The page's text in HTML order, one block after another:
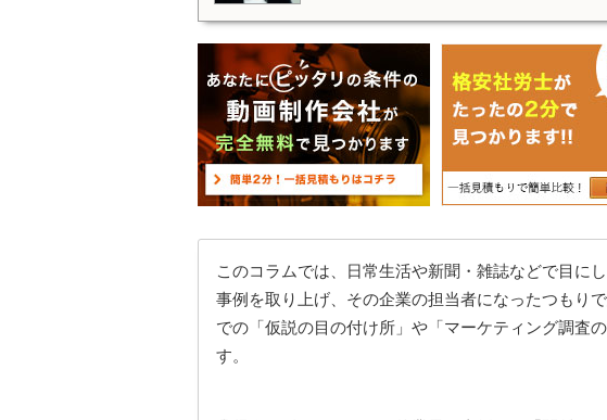
このコラムでは、日常生活や新聞・雑誌などで目に
事例を取り上げ、その企業の担当者になったつもり
での「仮説の目の付け所」や「マーケティング調査
す。